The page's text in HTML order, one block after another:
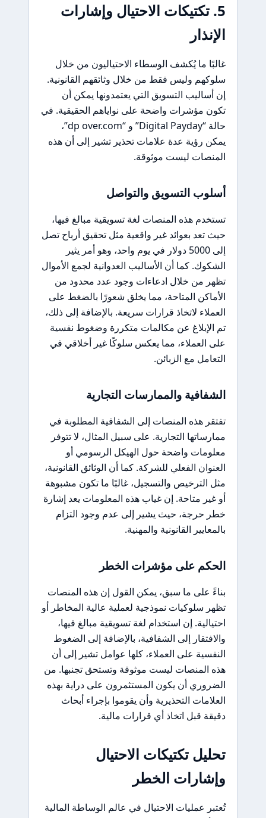
5. تكتيكات الاحتيال وإشارات
الإنذار
غالبًا ما يُكشف الوسطاء الاحتياليون من خلال
سلوكهم وليس فقط من خلال وثائقهم القانونية.
إن أساليب التسويق التي يعتمدونها يمكن أن
تكون مؤشرات واضحة على نواياهم الحقيقية. في
حالة “Digital Payday” و “dp over.com”،
يمكن رؤية عدة علامات تحذير تشير إلى أن هذه
المنصات ليست موثوقة.
أسلوب التسويق والتواصل
تستخدم هذه المنصات لغة تسويقية مبالغ فيها،
حيث تعد بعوائد غير واقعية مثل تحقيق أرباح تصل
إلى 5000 دولار في يوم واحد، وهو أمر يثير
الشكوك. كما أن الأساليب العدوانية لجمع الأموال
تظهر من خلال ادعاءات وجود عدد محدود من
الأماكن المتاحة، مما يخلق شعورًا بالضغط على
العملاء لاتخاذ قرارات سريعة. بالإضافة إلى ذلك،
تم الإبلاغ عن مكالمات متكررة وضغوط نفسية
على العملاء، مما يعكس سلوكًا غير أخلاقي في
التعامل مع الزبائن.
الشفافية والممارسات التجارية
تفتقر هذه المنصات إلى الشفافية المطلوبة في
ممارساتها التجارية. على سبيل المثال، لا تتوفر
معلومات واضحة حول الهيكل الرسومي أو
العنوان الفعلي للشركة. كما أن الوثائق القانونية،
مثل الترخيص والتسجيل، غالبًا ما تكون مشبوهة
أو غير متاحة. إن غياب هذه المعلومات يعد إشارة
خطر حرجة، حيث يشير إلى عدم وجود التزام
بالمعايير القانونية والمهنية.
الحكم على مؤشرات الخطر
بناءً على ما سبق، يمكن القول إن هذه المنصات
تظهر سلوكيات نموذجية لعملية عالية المخاطر أو
احتيالية. إن استخدام لغة تسويقية مبالغ فيها،
والافتقار إلى الشفافية، بالإضافة إلى الضغوط
النفسية على العملاء، كلها عوامل تشير إلى أن
هذه المنصات ليست موثوقة وتستحق تجنبها. من
الضروري أن يكون المستثمرون على دراية بهذه
العلامات التحذيرية وأن يقوموا بإجراء أبحاث
دقيقة قبل اتخاذ أي قرارات مالية.
تحليل تكتيكات الاحتيال
وإشارات الخطر
تُعتبر عمليات الاحتيال في عالم الوساطة المالية